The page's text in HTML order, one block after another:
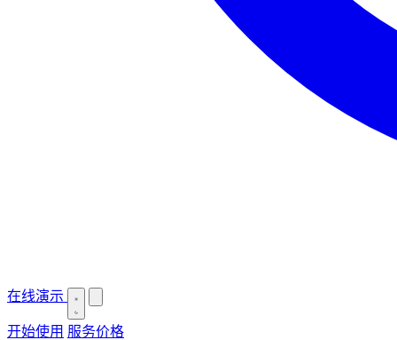
在线演示
开始使用 服务价格